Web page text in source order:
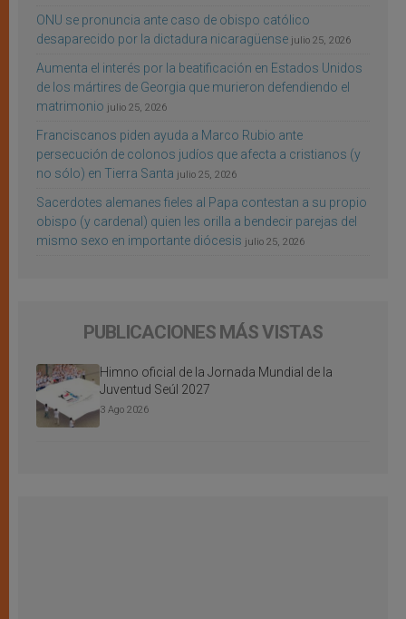
ONU se pronuncia ante caso de obispo católico
desaparecido por la dictadura nicaragüense julio 25, 2026
Aumenta el interés por la beatificación en Estados Unidos
de los mártires de Georgia que murieron defendiendo el
matrimonio julio 25, 2026
Franciscanos piden ayuda a Marco Rubio ante
persecución de colonos judíos que afecta a cristianos (y
no sólo) en Tierra Santa julio 25, 2026
Sacerdotes alemanes fieles al Papa contestan a su propio
obispo (y cardenal) quien les orilla a bendecir parejas del
mismo sexo en importante diócesis julio 25, 2026
PUBLICACIONES MÁS VISTAS
Himno oficial de la Jornada Mundial de la
Juventud Seúl 2027
3 Ago 2026